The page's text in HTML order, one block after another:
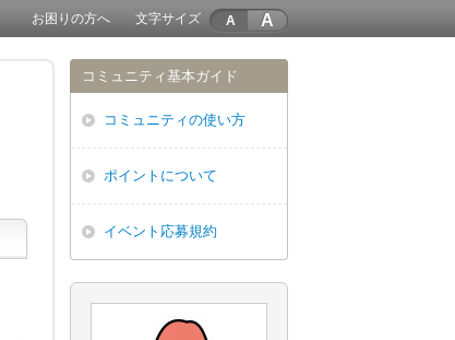
お困りの方へ 文字サイズ A
コミュニティ基本ガイド
コミュニティの使い方
ポイントについて
イベント応募規約